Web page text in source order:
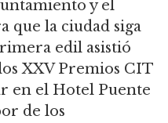
y el
que la ciudad siga
edil asistió
XXV Premios CIT
en el Hotel Puente
de los